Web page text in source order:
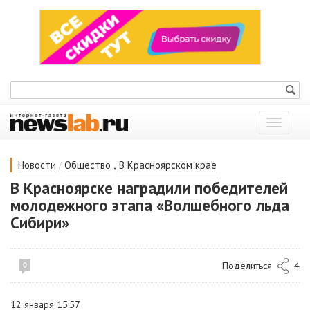
Показать
меню
Новости / Общество , В Красноярском крае
В Красноярске наградили победителей
молодежного этапа «Волшебного льда
Сибири»
0 Поделиться 4
12 января 15:57